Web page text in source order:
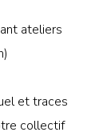
ateliers
et traces
collectif